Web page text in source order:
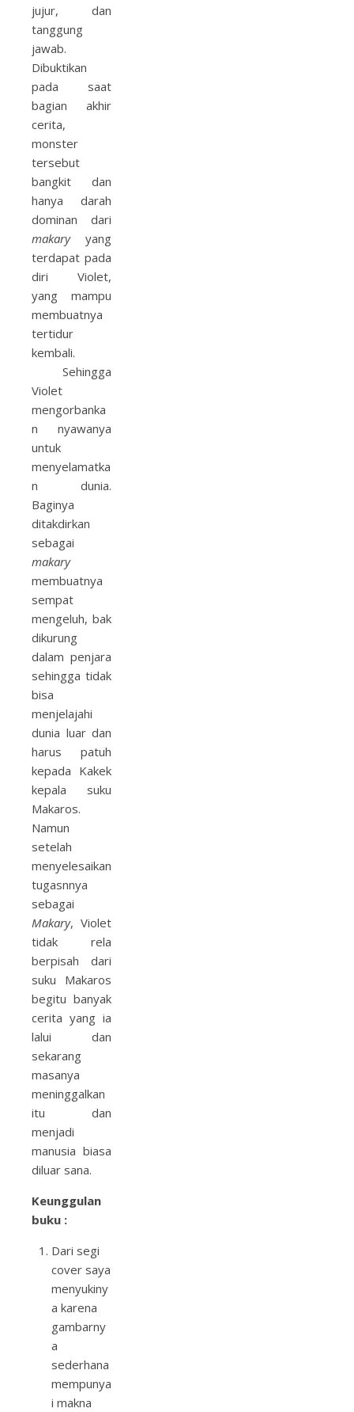
jujur, dan
tanggung
jawab.
Dibuktikan
pada saat
bagian akhir
cerita,
monster
tersebut
bangkit dan
hanya darah
dominan dari
makaryyang
terdapat pada
diri Violet,
yang mampu
membuatnya
tertidur
kembali.
Sehingga
Violet
mengorbanka
n nyawanya
untuk
menyelamatka
n dunia.
Baginya
ditakdirkan
sebagai
makary
membuatnya
sempat
mengeluh, bak
dikurung
dalam penjara
sehingga tidak
bisa
menjelajahi
dunia luar dan
harus patuh
kepada Kakek
kepala suku
Makaros.
Namun
setelah
menyelesaikan
tugasnnya
sebagai
Makary, Violet
tidak rela
berpisah dari
suku Makaros
begitu banyak
cerita yang ia
lalui dan
sekarang
masanya
meninggalkan
itu dan
menjadi
manusia biasa
diluar sana.
Keunggulan
buku :
Dari segi
cover saya
menyukiny
a karena
gambarny
a
sederhana
mempunya
i makna